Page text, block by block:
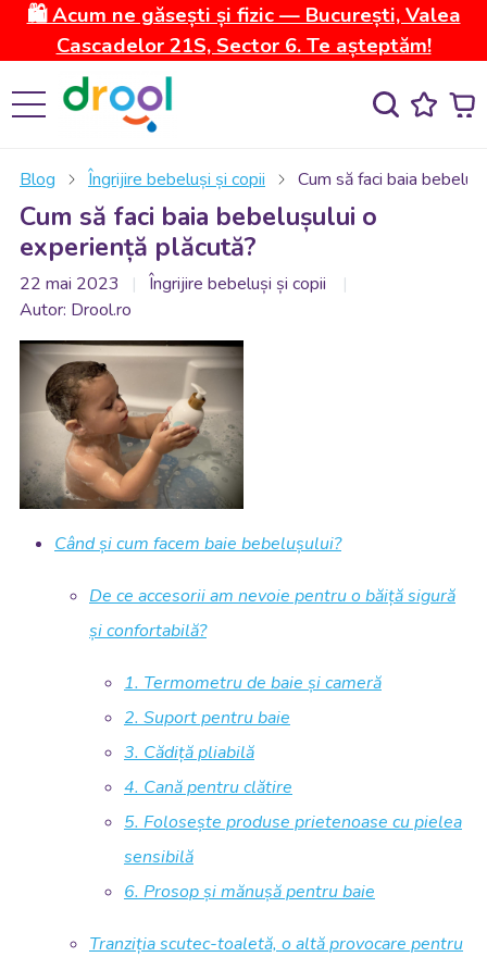
🛍️ Acum ne găsești și fizic — București, Valea
Cascadelor 21S, Sector 6. Te așteptăm!
Blog Îngrijire bebeluși și copii Cum să faci baia
Cum să faci baia bebelușului o
experiență plăcută?
22 mai 2023
Îngrijire bebeluși și copii
Autor: Drool.ro
Când și cum facem baie bebelușului?
De ce accesorii am nevoie pentru o băiță sigură
și confortabilă?
1. Termometru de baie și cameră
2. Suport pentru baie
3. Cădiță pliabilă
4. Cană pentru clătire
5. Folosește produse prietenoase cu pielea
sensibilă
6. Prosop și mănușă pentru baie
Tranziția scutec-toaletă, o altă provocare pentru